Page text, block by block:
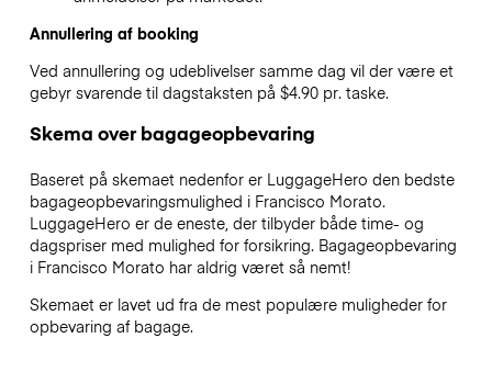
Annullering af booking
Ved annullering og udeblivelser samme dag vil der være et
gebyr svarende til dagstaksten på $4.90 pr. taske.
Skema over bagageopbevaring
Baseret på skemaet nedenfor er LuggageHero den bedste
bagageopbevaringsmulighed i Francisco Morato.
LuggageHero er de eneste, der tilbyder både time- og
dagspriser med mulighed for forsikring. Bagageopbevaring
i Francisco Morato har aldrig været så nemt!
Skemaet er lavet ud fra de mest populære muligheder for
opbevaring af bagage.